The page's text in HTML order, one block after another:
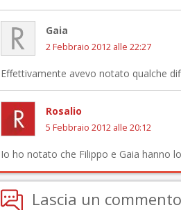
Gaia
2 Febbraio 2012 alle 22:27
Effettivamente avevo notato qualche
Rosalio
5 Febbraio 2012 alle 20:12
Io ho notato che Filippo e Gaia hanno
Lascia un commento